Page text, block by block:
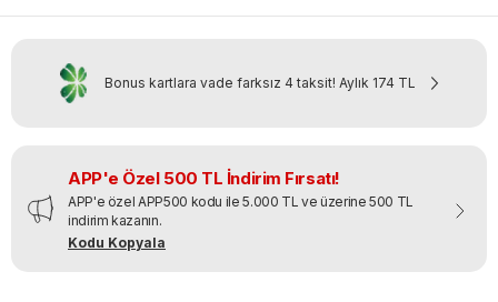
Bonus kartlara vade farksız 4 taksit! Aylık 174 TL
APP'e Özel 500 TL İndirim Fırsatı!
APP'e özel APP500 kodu ile 5.000 TL ve üzerine 500 TL
indirim kazanın.
Kodu Kopyala